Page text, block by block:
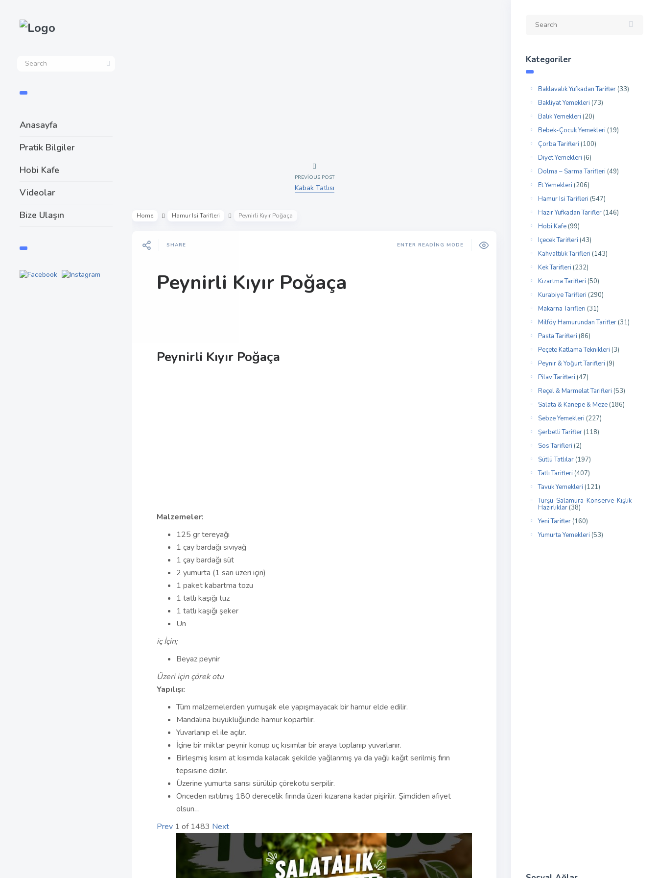
Anasayfa
Pratik Bilgiler
Hobi Kafe
Videolar
Bize Ulaşın
PREVIOUS POST
Kabak Tatlısı
Home Hamur Isi Tarifleri Peynirli Kıyır Poğaça
SHARE ENTER READING MODE
Peynirli Kıyır Poğaça
Peynirli Kıyır Poğaça
Malzemeler:
125 gr tereyağı
1 çay bardağı sıvıyağ
1 çay bardağı süt
2 yumurta (1 sarı üzeri için)
1 paket kabartma tozu
1 tatlı kaşığı tuz
1 tatlı kaşığı şeker
Un
iç İçin;
Beyaz peynir
Üzeri için çörek otu
Yapılışı:
Tüm malzemelerden yumuşak ele yapışmayacak bir hamur elde edilir.
Mandalina büyüklüğünde hamur kopartılır.
Yuvarlanıp el ile açılır.
İçine bir miktar peynir konup uç kısımlar bir araya toplanıp yuvarlanır.
Birleşmiş kısım at kısımda kalacak şekilde yağlanmış ya da yağlı kağıt serilmiş fırın
tepsisine dizilir.
Üzerine yumurta sarısı sürülüp çörekotu serpilir.
Önceden ısıtılmış 180 derecelik fırında üzeri kızarana kadar pişirilir. Şimdiden afiyet
olsun…
Prev 1 of 1483 Next
Kategoriler
Baklavalık Yufkadan Tarifler (33)
Bakliyat Yemekleri (73)
Balık Yemekleri (20)
Bebek-Çocuk Yemekleri (19)
Çorba Tarifleri (100)
Diyet Yemekleri (6)
Dolma – Sarma Tarifleri (49)
Et Yemekleri (206)
Hamur Isi Tarifleri (547)
Hazır Yufkadan Tarifler (146)
Hobi Kafe (99)
Içecek Tarifleri (43)
Kahvaltılık Tarifleri (143)
Kek Tarifleri (232)
Kızartma Tarifleri (50)
Kurabiye Tarifleri (290)
Makarna Tarifleri (31)
Milföy Hamurundan Tarifler (31)
Pasta Tarifleri (86)
Peçete Katlama Teknikleri (3)
Peynir & Yoğurt Tarifleri (9)
Pilav Tarifleri (47)
Reçel & Marmelat Tarifleri (53)
Salata & Kanepe & Meze (186)
Sebze Yemekleri (227)
Şerbetli Tarifler (118)
Sos Tarifleri (2)
Sütlü Tatlılar (197)
Tatlı Tarifleri (407)
Tavuk Yemekleri (121)
Turşu-Salamura-Konserve-Kışlık
Hazırlıklar (38)
Yeni Tarifler (160)
Yumurta Yemekleri (53)